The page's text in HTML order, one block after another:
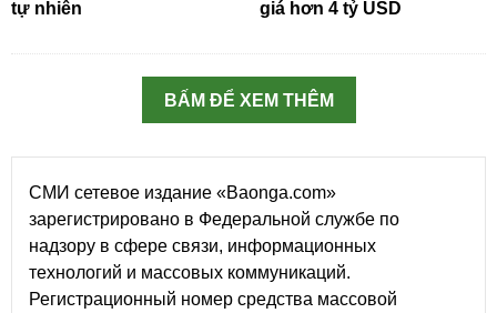
tự nhiên
giá hơn 4 tỷ USD
BẤM ĐỂ XEM THÊM
СМИ сетевое издание «Baonga.com»
зарегистрировано в Федеральной службе по
надзору в сфере связи, информационных
технологий и массовых коммуникаций.
Регистрационный номер средства массовой